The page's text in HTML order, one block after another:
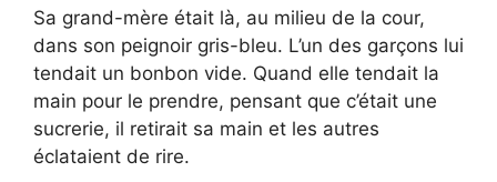
Sa grand-mère était là, au milieu de la cour,
dans son peignoir gris-bleu. L’un des garçons lui
tendait un bonbon vide. Quand elle tendait la
main pour le prendre, pensant que c’était une
sucrerie, il retirait sa main et les autres
éclataient de rire.